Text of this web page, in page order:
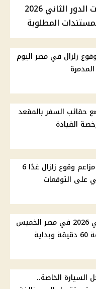
التعليم تحدد فئات دخول امتحانات الدور الثاني 2026
المطلوبة
زلزال في مصر اليوم
حقائب السفر بالمقعد
القيادة
البحوث الفلكية تحسم مزاعم وقوع زلزال غدًا 6
على التوقعات
انتهاء التوقيت الصيفي 2026 في مصر الخميس
29 أكتوبر وتأخير الساعة 60 دقيقة وبداية
الخاصة..